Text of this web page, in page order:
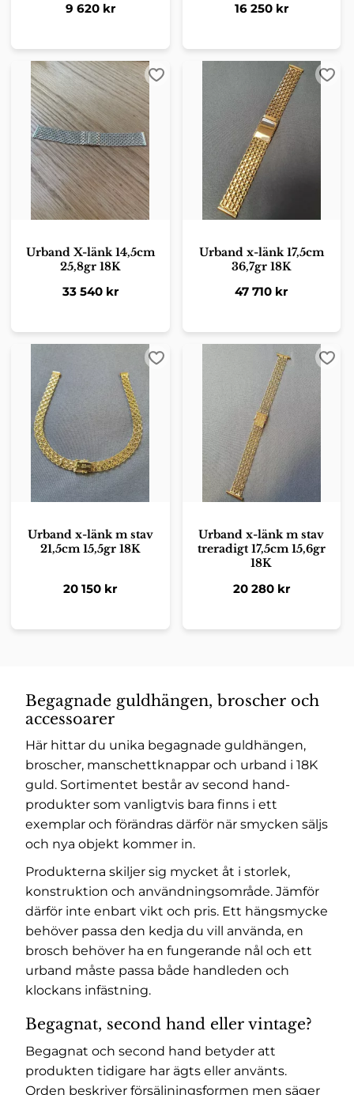
9 620kr 16 250kr
Urband X-länk 14,5cm
25,8gr 18K
33 540kr
Lägg till i favoriter
Urband x-länk 17,5cm
36,7gr 18K
47 710 kr
Urband x-länk m stav
21,5cm 15,5gr 18K
20 150 kr
Lägg till i favoriter
Urband x-länk m stav
treradigt 17,5cm 15,6gr
18K
20 280kr
Begagnade guldhängen, broscher och
accessoarer
Här hittar du unika begagnade guldhängen,
broscher, manschettknappar och urband i 18K
guld. Sortimentet består av second hand-
produkter som vanligtvis bara finns i ett
exemplar och förändras därför när smycken säljs
och nya objekt kommer in.
Produkterna skiljer sig mycket åt i storlek,
konstruktion och användningsområde. Jämför
därför inte enbart vikt och pris. Ett hängsmycke
behöver passa den kedja du vill använda, en
brosch behöver ha en fungerande nål och ett
urband måste passa både handleden och
klockans infästning.
Begagnat, second hand eller vintage?
Begagnat och second hand betyder att
produkten tidigare har ägts eller använts.
Orden beskriver försäljningsformen men säger